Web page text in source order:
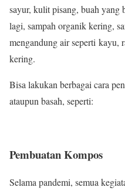
sayur, kulit pisang, buah yang
lagi, sampah organik kering,
mengandung air seperti kayu,
kering.
Bisa lakukan berbagai cara
ataupun basah, seperti:
Pembuatan Kompos
Selama pandemi, semua